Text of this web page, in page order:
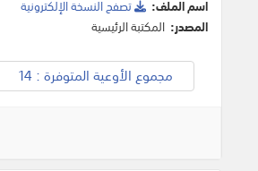
اسم الملف:
تصفح النسخة اﻹلكترونية
المصدر: المكتبة الرئيسية
مجموع الأوعية المتوفرة : 14